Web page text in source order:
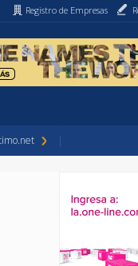
Registro de Empresas